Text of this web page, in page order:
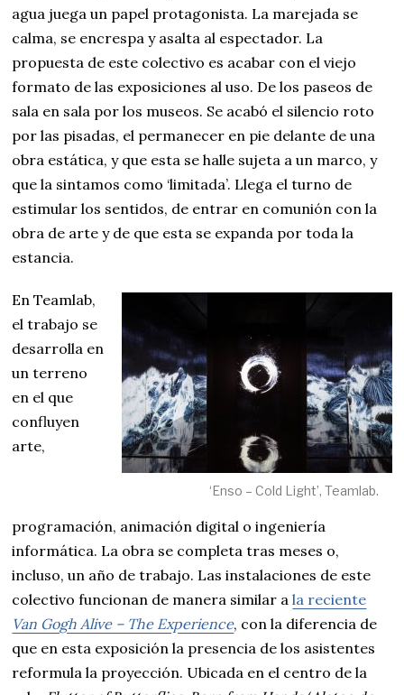
agua juega un papel protagonista. La marejada se
calma, se encrespa y asalta al espectador. La
propuesta de este colectivo es acabar con el viejo
formato de las exposiciones al uso. De los paseos de
sala en sala por los museos. Se acabó el silencio roto
por las pisadas, el permanecer en pie delante de una
obra estática, y que esta se halle sujeta a un marco, y
que la sintamos como ‘limitada’. Llega el turno de
estimular los sentidos, de entrar en comunión con la
obra de arte y de que esta se expanda por toda la
estancia.
‘Enso – Cold Light’, Teamlab.
En Teamlab,
el trabajo se
desarrolla en
un terreno
en el que
confluyen
arte,
programación, animación digital o ingeniería
informática. La obra se completa tras meses o,
incluso, un año de trabajo. Las instalaciones de este
colectivo funcionan de manera similar ala reciente
Van Gogh Alive – The Experience, con la diferencia de
que en esta exposición la presencia de los asistentes
reformula la proyección. Ubicada en el centro de la